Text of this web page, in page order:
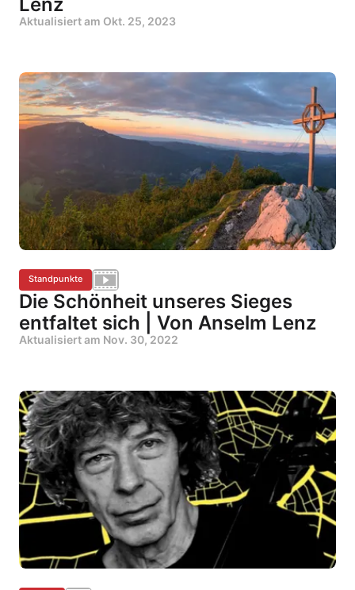
Aktualisiert am Okt. 25, 2023
Standpunkte
Die Schönheit unseres Sieges
entfaltet sich | Von Anselm Lenz
Aktualisiert am Nov. 30, 2022